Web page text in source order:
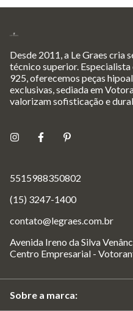
Desde 2011, a Le Graes cria
técnico superior.
925, oferecemos peças
exclusivas, sediada em
valorizam sofisticação e
5515988350802
(15) 3247-1400
contato@legraes.com.br
Avenida Ireno da Silva
Centro Empresarial -
Sobre a marca: